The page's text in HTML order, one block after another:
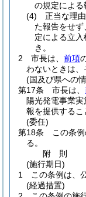
の規定による
(4)
正当な理
た報告をせ
定による立
き。
2
市長は、 前項
わないときは、
(国及び県への
第17条
市長は、
陽光発電事業
報を提供するこ
(委任)
第18条
この条
る。
附 則
(施行期日)
1
この条例は、
(経過措置)